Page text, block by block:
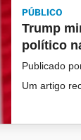
PÚBLICO
Trump
político
Publicado
Um artigo